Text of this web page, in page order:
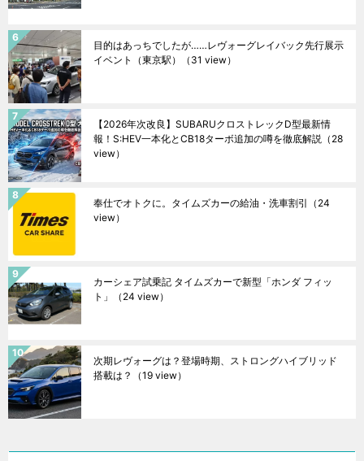
目的はあっちでしたが……レヴォーグレイバック先行展示
イベント（東京駅）
（31 view）
【2026年次改良】SUBARUクロストレックD型最新情
報！S:HEV一本化とCB18ターボ追加の噂を徹底解説 （28
view）
奉仕でオトクに。タイムズカーの給油・洗車割引 （24
view）
カーシェア試乗記 タイムズカーで新型「ホンダ フィッ
ト」
（24 view）
次期レヴォーグは？登場時期、ストロングハイブリッド
搭載は？
（19 view）